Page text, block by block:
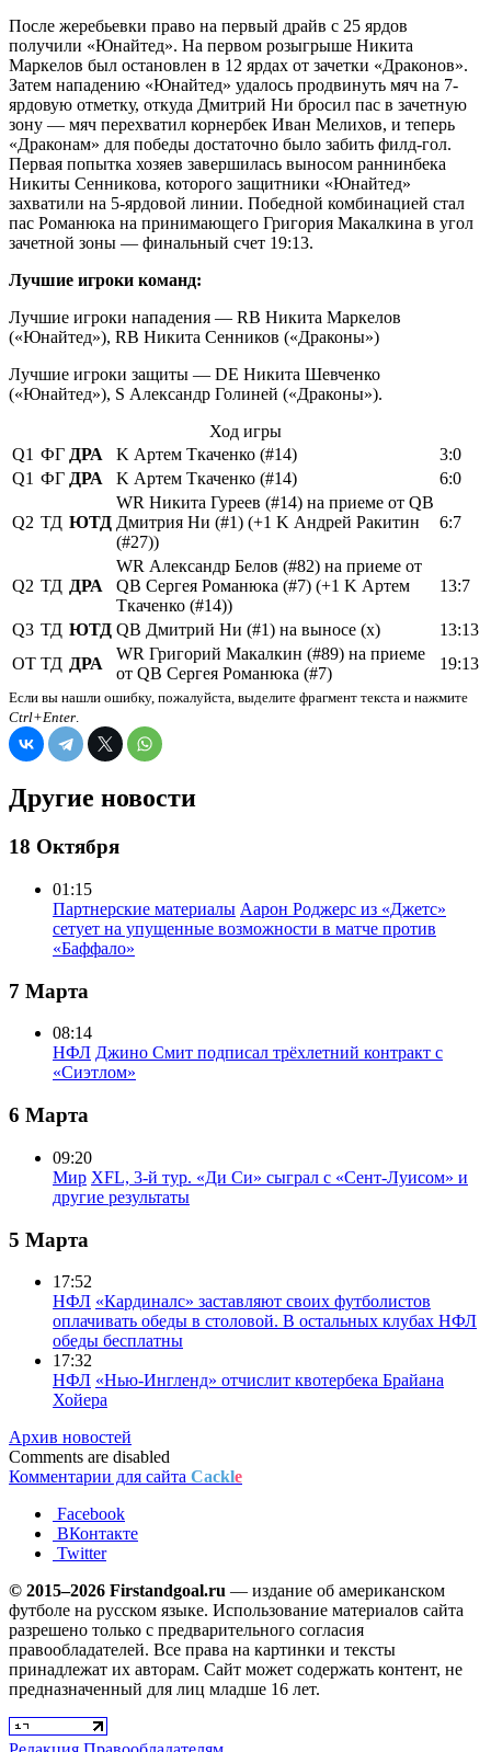
После жеребьевки право на первый драйв с 25 ярдов
получили «Юнайтед». На первом розыгрыше Никита
Маркелов был остановлен в 12 ярдах от зачетки «Драконов».
Затем нападению «Юнайтед» удалось продвинуть мяч на 7-
ярдовую отметку, откуда Дмитрий Ни бросил пас в зачетную
зону — мяч перехватил корнербек Иван Мелихов, и теперь
«Драконам» для победы достаточно было забить филд-гол.
Первая попытка хозяев завершилась выносом раннинбека
Никиты Сенникова, которого защитники «Юнайтед»
захватили на 5-ярдовой линии. Победной комбинацией стал
пас Романюка на принимающего Григория Макалкина в угол
зачетной зоны — финальный счет 19:13.
Лучшие игроки команд:
Лучшие игроки нападения — RB Никита Маркелов
(«Юнайтед»), RB Никита Сенников («Драконы»)
Лучшие игроки защиты — DE Никита Шевченко
(«Юнайтед»), S Александр Голиней («Драконы»).
Ход игры
Q1 ФГ ДРА K Артем Ткаченко (#14)
3:0
Q1 ФГ ДРА K Артем Ткаченко (#14) 6:0
Q2 ТД ЮТД
WR Никита Гуреев (#14) на приеме от QB
Дмитрия Ни (#1) (+1 K Андрей Ракитин
(#27))
6:7
Q2 ТД ДРА
WR Александр Белов (#82) на приеме от
QB Сергея Романюка (#7) (+1 K Артем
Ткаченко (#14))
13:7
Q3 ТД ЮТД QB Дмитрий Ни (#1) на выносе (x)
13:13
OT ТД ДРА
WR Григорий Макалкин (#89) на приеме
от QB Сергея Романюка (#7)
19:13
Если вы нашли ошибку, пожалуйста, выделите фрагмент текста и нажмите
Ctrl+Enter.
Другие новости
18 Октября
01:15
Партнерские материалы Аарон Роджерс из «Джетс»
сетует на упущенные возможности в матче против
«Баффало»
7 Марта
08:14
НФЛ Джино Смит подписал трёхлетний контракт с
«Сиэтлом»
6 Марта
09:20
Мир XFL, 3-й тур. «Ди Си» сыграл с «Сент-Луисом» и
другие результаты
5 Марта
17:52
НФЛ «Кардиналс» заставляют своих футболистов
оплачивать обеды в столовой. В остальных клубах НФЛ
обеды бесплатны
17:32
НФЛ «Нью-Ингленд» отчислит квотербека Брайана
Хойера
Архив новостей
Comments are disabled
Комментарии для сайта Cackle
Facebook
ВКонтакте
Twitter
© 2015–2026 Firstandgoal.ru — издание об американском
футболе на русском языке. Использование материалов cайта
разрешено только с предварительного согласия
правообладателей. Все права на картинки и тексты
принадлежат их авторам. Сайт может содержать контент, не
предназначенный для лиц младше 16 лет.